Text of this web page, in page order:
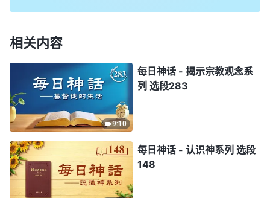
相关内容
9:10
每日神话 - 揭示宗教观念系
列 选段283
每日神话 - 认识神系列 选段
148